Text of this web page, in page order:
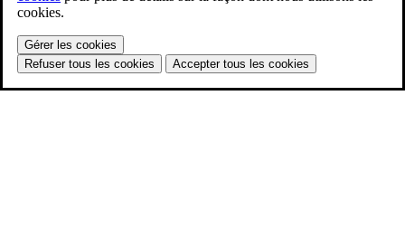
cookies.
Gérer les cookies
Refuser tous les cookies
Accepter tous les cookies